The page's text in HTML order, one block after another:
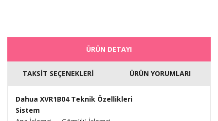
ÜRÜN DETAYI
TAKSİT SEÇENEKLERİ ÜRÜN YORUMLARI
Dahua XVR1B04 Teknik Özellikleri
Sistem